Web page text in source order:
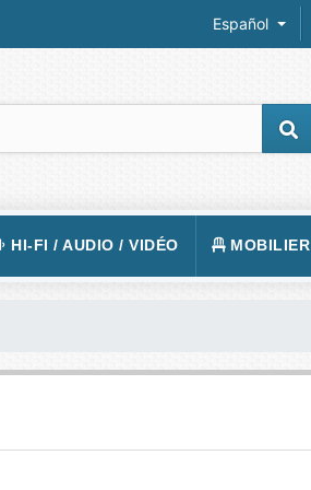
Español
HI-FI / AUDIO / VIDÉO MOBILIER